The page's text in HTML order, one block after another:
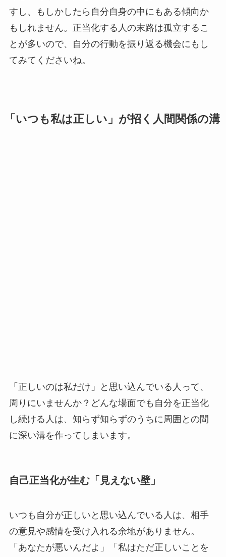
すし、もしかしたら自分自身の中にもある傾向か
もしれません。正当化する人の末路は孤立するこ
とが多いので、自分の行動を振り返る機会にもし
てみてくださいね。
「いつも私は正しい」が招く人間関係の溝
「正しいのは私だけ」と思い込んでいる人って、
周りにいませんか？どんな場面でも自分を正当化
し続ける人は、知らず知らずのうちに周囲との間
に深い溝を作ってしまいます。
自己正当化が生む「見えない壁」
いつも自分が正しいと思い込んでいる人は、相手
の意見や感情を受け入れる余地がありません。
「あなたが悪いんだよ」「私はただ正しいことを